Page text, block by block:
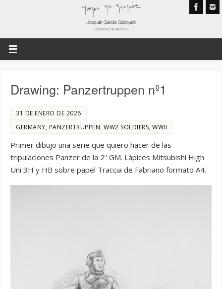
Drawing: Panzertruppen nº1
31 DE ENERO DE 2026
GERMANY, PANZERTRUPPEN,WW2 SOLDIERS,WWII
Primer dibujo una serie que quiero hacer de las
tripulaciones Panzer de la 2ª GM. Lápices Mitsubishi High
Uni 3H y HB sobre papel Traccia de Fabriano formato A4.